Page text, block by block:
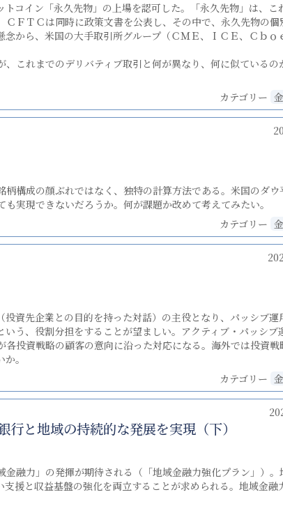
コイン「永久先物」の上場を認可した。「永久先物」は、こ
ＦＴＣは同時に政策文書を公表し、その中で、永久先物の個
から、米国の大手取引所グループ（ＣＭＥ、ＩＣＥ、Ｃｂｏ
これまでのデリバティブ取引と何が異なり、何に似ているの
カテゴリー
構成の顔ぶれではなく、独特の計算方法である。米国のダウ
実現できないだろうか。何が課題か改めて考えてみたい。
カテゴリー
資先企業との目的を持った対話）の主役となり、パッシブ運
う、役割分担をすることが望ましい。アクティブ・パッシブ
投資戦略の顧客の意向に沿った対応になる。海外では投資戦
。
カテゴリー
と地域の持続的な発展を実現（下）
融力」の発揮が期待される（「地域金融力強化プラン」）。
援と収益基盤の強化を両立することが求められる。地域金融